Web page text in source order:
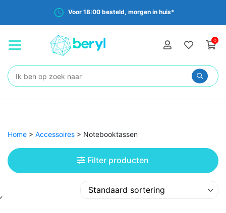
Gratis verzending vanaf €35,-
0
Zoeken:
Home > Accessoires > Notebooktassen
Filter producten